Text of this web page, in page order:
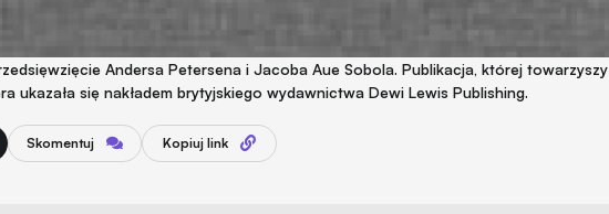
Andersa Petersena i Jacoba Aue Sobola. Publikacja, której towarzyszy
ukazała się nakładem brytyjskiego wydawnictwa Dewi Lewis Publishing.
Skomentuj Kopiuj link